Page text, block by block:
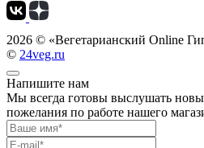
2026 © «Вегетарианский Online
© 24veg.ru
Напишите нам
Мы всегда готовы выслушать
пожелания по работе нашего